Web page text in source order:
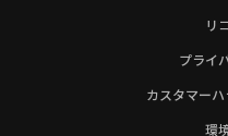
リ
プライ
カスタマー
環